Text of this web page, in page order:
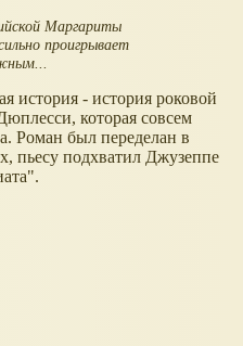
Маргариты
проигрывает
история - история роковой
которая совсем
Роман был переделан в
пьесу подхватил Джузеппе